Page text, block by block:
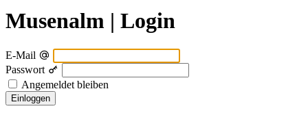
Musenalm | Login
E-Mail
Passwort
Angemeldet bleiben
Einloggen